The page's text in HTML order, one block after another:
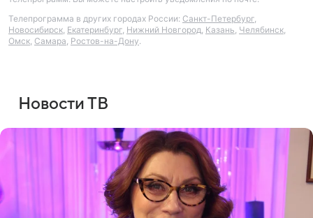
Телепрограмма в других городах России: Санкт-Петербург,
Новосибирск, Екатеринбург, Нижний Новгород, Казань, Челябинск,
Омск, Самара, Ростов-на-Дону.
Новости ТВ